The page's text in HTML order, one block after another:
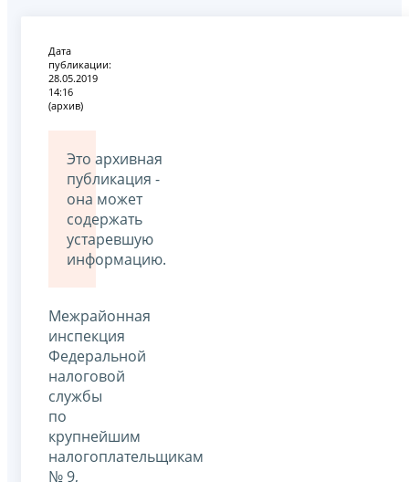
Дата
публикации:
28.05.2019
14:16
(архив)
Это архивная
публикация -
она может
содержать
устаревшую
информацию.
Межрайонная
инспекция
Федеральной
налоговой
службы
по
крупнейшим
налогоплательщикам
№ 9,